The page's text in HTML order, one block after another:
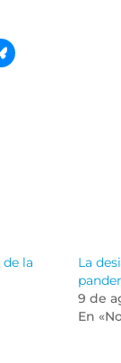
la
La
9 de
En